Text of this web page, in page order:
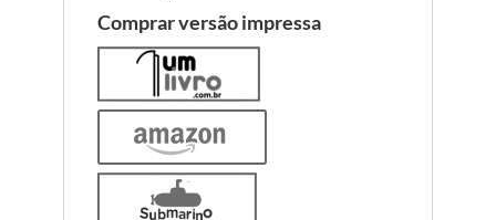
Comprar versão impressa